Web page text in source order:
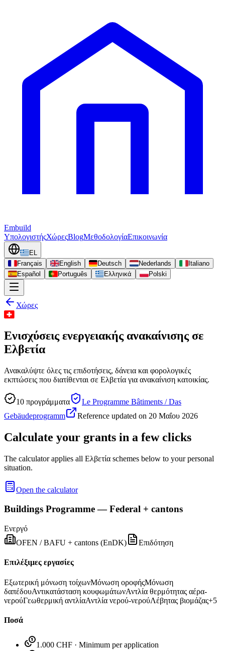
Embuild
ΥπολογιστήςΧώρεςBlogΜεθοδολογίαΕπικοινωνία
EL
Français
English Deutsch Nederlands
Italiano
Español
Português Ελληνικά Polski
Χώρες
Ενισχύσεις ενεργειακής ανακαίνισης σε
Ελβετία
Ανακαλύψτε όλες τις επιδοτήσεις, δάνεια και φορολογικές
εκπτώσεις που διατίθενται σε Ελβετία για ανακαίνιση κατοικίας.
10 προγράμματα
Le Programme Bâtiments / Das
Gebäudeprogramm
Reference updated on 20 Μαΐου 2026
Calculate your grants in a few clicks
The calculator applies all Ελβετία schemes below to your personal
situation.
Open the calculator
Buildings Programme — Federal + cantons
Ενεργό
OFEN / BAFU + cantons (EnDK)
Επιδότηση
Επιλέξιμες εργασίες
Εξωτερική μόνωση τοίχωνΜόνωση οροφήςΜόνωση
δαπέδουΑντικατάσταση κουφωμάτωνΑντλία θερμότητας αέρα-
νερούΓεωθερμική αντλίαΑντλία νερού-νερούΛέβητας βιομάζας+5
Ποσά
1.000 CHF · Minimum per application